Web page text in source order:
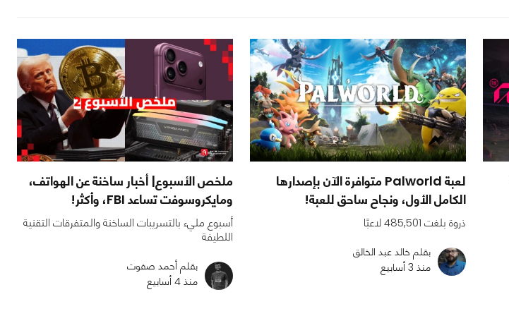
لعبة Palworld متوافرة الآن بإصدارها
الكامل الأول، ونجاح ساحق للعبة!
ذروة بلغت 485,501 لاعبًا
بقلم خالد عبد الخالق
منذ 3 أسابيع
ملخص الأسبوع| أخبار ساخنة عن الهواتف،
ومايكروسوفت تساعد FBI، وأكثر!
أسبوع مليء بالتسريبات الساخنة والمتفرقات التقنية
اللطيفة
بقلم أحمد صفوت
منذ 4 أسابيع